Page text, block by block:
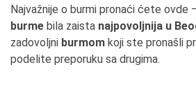
Najvažnije o burmi pronaći ćete ovde
burme bila zaista najpovoljnija u
zadovoljni burmom koji ste pronašli
podelite preporuku sa drugima.